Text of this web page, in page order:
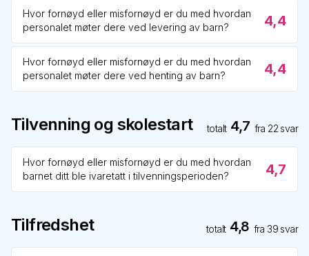
Hvor fornøyd eller misfornøyd er du med hvordan
personalet møter dere ved levering av barn?
4,4
Hvor fornøyd eller misfornøyd er du med hvordan
personalet møter dere ved henting av barn?
4,4
Tilvenning og skolestart totalt 4,7 fra 22 svar
Hvor fornøyd eller misfornøyd er du med hvordan
barnet ditt ble ivaretatt i tilvenningsperioden?
4,7
Tilfredshet totalt 4,8 fra 39 svar